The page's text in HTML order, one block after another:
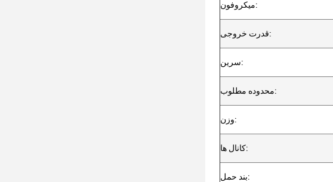
میکروفون:
قدرت خروجی:
سرين:
محدوده مطلوب:
وزن:
کانال ها:
بند حمل: